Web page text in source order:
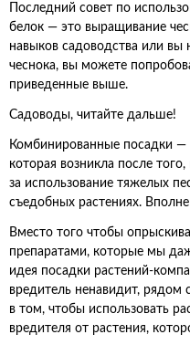
Последний совет по
белок — это выращивание
навыков садоводства или вы
чеснока, вы можете
приведенные выше.
Садоводы, читайте дальше!
Комбинированные посадки —
которая возникла после
за использование тяжелых
съедобных растениях.
Вместо того чтобы
препаратами, которые мы
идея посадки растений-
вредитель ненавидит, рядом
в том, чтобы использовать
вредителя от растения,